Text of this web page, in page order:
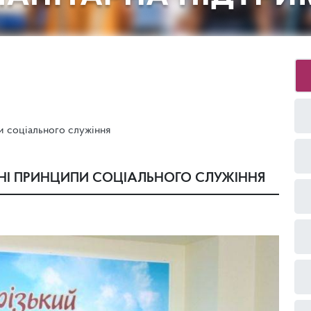
соціального служіння
ПРИНЦИПИ СОЦІАЛЬНОГО СЛУЖІННЯ